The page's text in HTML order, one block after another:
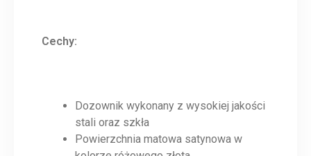
Cechy:
Dozownik wykonany z wysokiej jakości
stali oraz szkła
Powierzchnia matowa satynowa w